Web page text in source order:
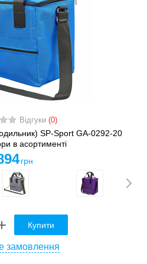
Відгуки (0)
SP-Sport GA-0292-20
в асортименті
грн
Купити
замовлення